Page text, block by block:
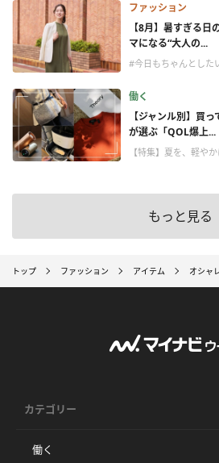
ファッション
【8月】暑すぎる
マになる“大人の...
#今日もちゃんとした
働く
【ジャンル別】買
が選ぶ「QOL爆上...
【特集】夏を、軽や
もっと見る
トップ ファッション アイテム オシャ
カテゴリー
働く